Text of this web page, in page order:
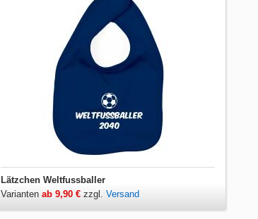
Lätzchen Weltfussballer
Variantenab 9,90 € zzgl.Versand